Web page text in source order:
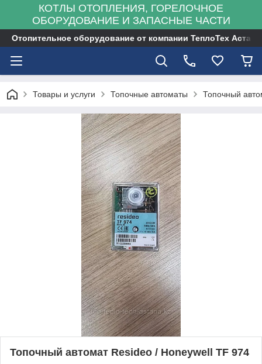
КОТЛЫ ОТОПЛЕНИЯ, ГОРЕЛОЧНОЕ
ОБОРУДОВАНИЕ И ЗАПАСНЫЕ ЧАСТИ
Отопительное оборудование от компании ТеплоТех Астана
Товары и услуги Топочные автоматы Топочный
Топочный автомат Resideo / Honeywell TF 974